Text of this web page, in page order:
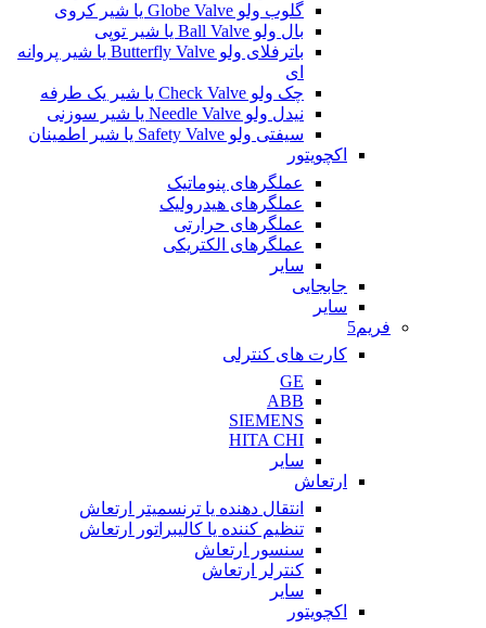
گلوب ولو Globe Valve یا شیر کروی
بال ولو Ball Valve یا شیر توپی
باترفلای ولو Butterfly Valve یا شیر پروانه
ای
چک ولو Check Valve یا شیر یک طرفه
نیدل ولو Needle Valve یا شیر سوزنی
سیفتی ولو Safety Valve یا شیر اطمینان
اکچویتور
عملگرهای پنوماتیک
عملگرهای هیدرولیک
عملگرهای حرارتی
عملگرهای الکتریکی
سایر
جابجایی
سایر
فریم5
کارت های کنترلی
GE
ABB
SIEMENS
HITA CHI
سایر
ارتعاش
انتقال دهنده یا ترنسمیتر ارتعاش
تنظیم کننده یا کالیبراتور ارتعاش
سنسور ارتعاش
کنترلر ارتعاش
سایر
اکچویتور